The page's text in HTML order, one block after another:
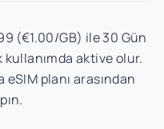
(€1.00/GB) ile 30 Gün
aktive olur.
planı arasından